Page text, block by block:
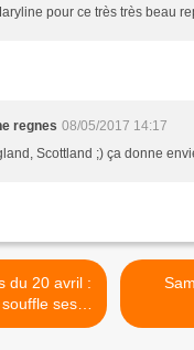
pour ce très très beau
regnes 08/05/2017 14:17
Scottland ;) ça donne
ses
!!